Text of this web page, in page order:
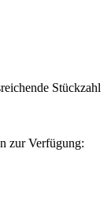
Stückzahl
zur Verfügung: